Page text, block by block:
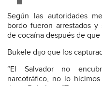
Según las autoridades
bordo fueron arrestados
de cocaína después de
Bukele dijo que los
“El Salvador no
narcotráfico, no lo